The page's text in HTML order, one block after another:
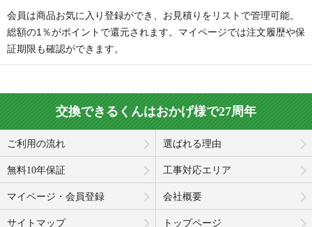
会員は商品お気に入り登録ができ、お見積りをリストで管理可能。
総額の1％がポイントで還元されます。マイページでは注文履歴や保
証期限も確認ができます。
交換できるくんはおかげ様で27周年
ご利用の流れ 選ばれる理由
無料10年保証 工事対応エリア
マイページ・会員登録 会社概要
サイトマップ トップページ